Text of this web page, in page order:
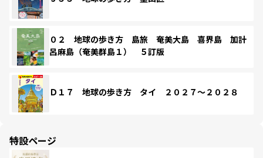
０２ 地球の歩き方 島旅 奄美大島 喜界島 加計
呂麻島（奄美群島１） ５訂版
Ｄ１７ 地球の歩き方 タイ ２０２７～２０２８
特設ページ